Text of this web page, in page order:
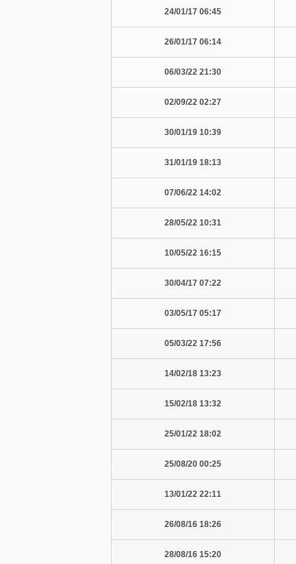
06:45 24/01/17
06:14 26/01/17
21:30 06/03/22
02:27 02/09/22
10:39 30/01/19
18:13 31/01/19
14:02 07/06/22
10:31 28/05/22
16:15 10/05/22
07:22 30/04/17
05:17 03/05/17
17:56 05/03/22
13:23 14/02/18
13:32 15/02/18
18:02 25/01/22
00:25 25/08/20
22:11 13/01/22
18:26 26/08/16
15:20 28/08/16